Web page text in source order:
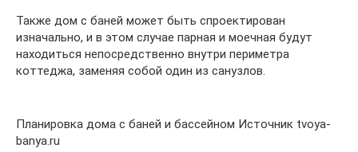
Также дом с баней может быть cпроектирован
изначально, и в этом случае парная и моечная будут
находиться непосредственно внутри периметра
коттеджа, заменяя собой один из санузлов.
Планировка дома с баней и бассейном Источник tvoya-
banya.ru